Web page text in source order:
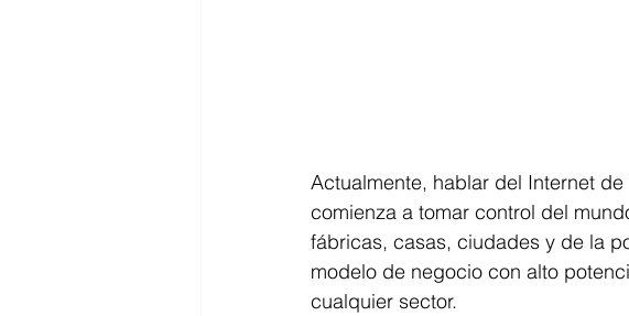
Actualmente, hablar del Internet
comienza a tomar control del
fábricas, casas, ciudades y de la
modelo de negocio con alto
cualquier sector.